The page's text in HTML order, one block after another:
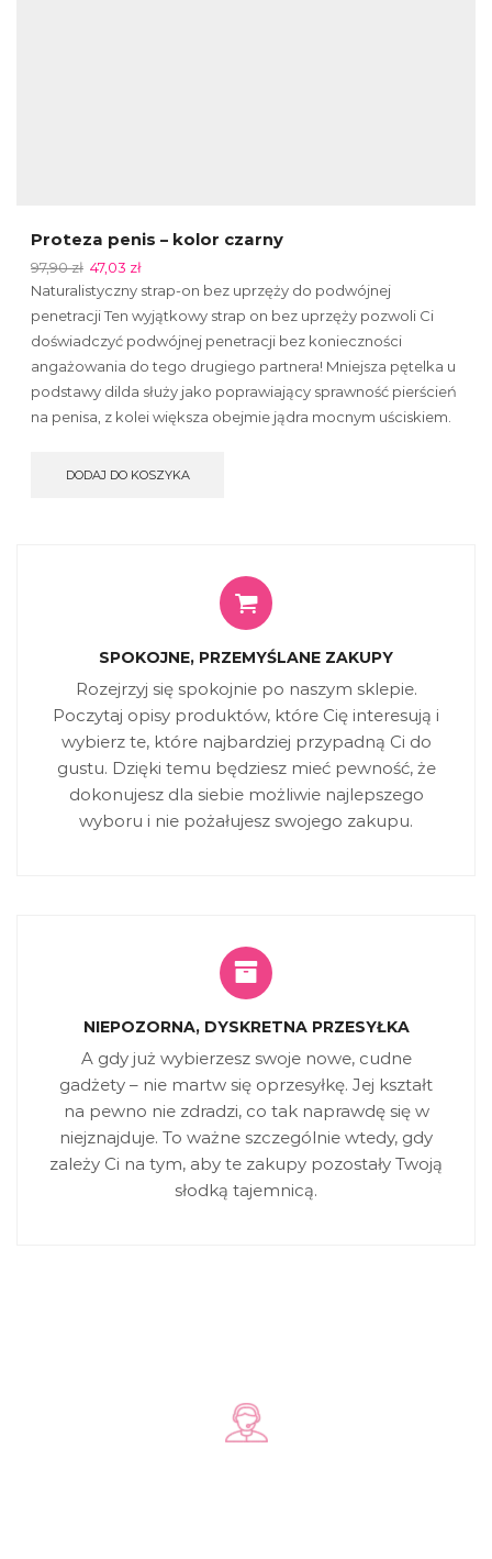
Proteza penis – kolor czarny
97,90zł 47,03 zł
Naturalistyczny strap-on bez uprzęży do podwójnej
penetracji Ten wyjątkowy strap on bez uprzęży pozwoli Ci
doświadczyć podwójnej penetracji bez konieczności
angażowania do tego drugiego partnera! Mniejsza pętelka u
podstawy dilda służy jako poprawiający sprawność pierścień
na penisa, z kolei większa obejmie jądra mocnym uściskiem.
DODAJ DO KOSZYKA
SPOKOJNE, PRZEMYŚLANE ZAKUPY
Rozejrzyj się spokojnie po naszym sklepie.
Poczytaj opisy produktów, które Cię interesują i
wybierz te, które najbardziej przypadną Ci do
gustu. Dzięki temu będziesz mieć pewność, że
dokonujesz dla siebie możliwie najlepszego
wyboru i nie pożałujesz swojego zakupu.
NIEPOZORNA, DYSKRETNA PRZESYŁKA
A gdy już wybierzesz swoje nowe, cudne
gadżety – nie martw się oprzesyłkę. Jej kształt
na pewno nie zdradzi, co tak naprawdę się w
niejznajduje. To ważne szczególnie wtedy, gdy
zależy Ci na tym, aby te zakupy pozostały Twoją
słodką tajemnicą.